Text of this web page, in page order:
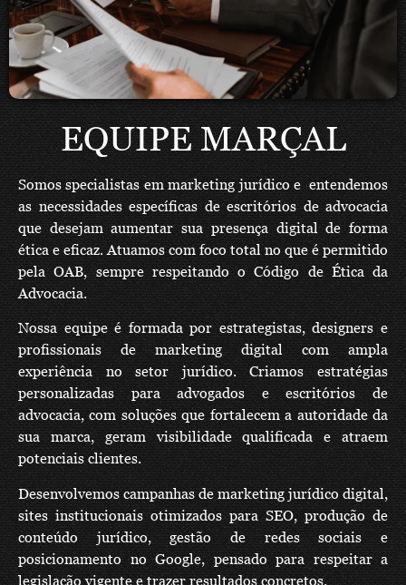
EQUIPE MARÇAL
Somos specialistas em marketing jurídico e entendemos
as necessidades específicas de escritórios de advocacia
que desejam aumentar sua presença digital de forma
ética e eficaz. Atuamos com foco total no que é permitido
pela OAB, sempre respeitando o Código de Ética da
Advocacia.
Nossa equipe é formada por estrategistas, designers e
profissionais de marketing digital com ampla
experiência no setor jurídico. Criamos estratégias
personalizadas para advogados e escritórios de
advocacia, com soluções que fortalecem a autoridade da
sua marca, geram visibilidade qualificada e atraem
potenciais clientes.
Desenvolvemos campanhas de marketing jurídico digital,
sites institucionais otimizados para SEO, produção de
conteúdo jurídico, gestão de redes sociais e
posicionamento no Google, pensado para respeitar a
legislação vigente e trazer resultados concretos.